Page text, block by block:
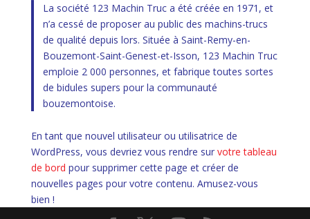
La société 123 Machin Truc a été créée en 1971, et
n’a cessé de proposer au public des machins-trucs
de qualité depuis lors. Située à Saint-Remy-en-
Bouzemont-Saint-Genest-et-Isson, 123 Machin Truc
emploie 2 000 personnes, et fabrique toutes sortes
de bidules supers pour la communauté
bouzemontoise.
En tant que nouvel utilisateur ou utilisatrice de
WordPress, vous devriez vous rendre sur votre tableau
de bord pour supprimer cette page et créer de
nouvelles pages pour votre contenu. Amusez-vous
bien !